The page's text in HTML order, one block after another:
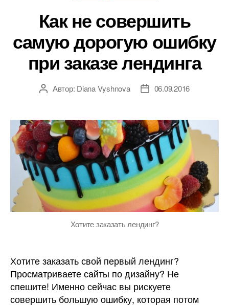
Как не совершить
самую дорогую ошибку
при заказе лендинга
АвторАвтор: Diana Vyshnova
Дата06.09.2016
Хотите заказать лендинг?
Хотите заказать свой первый лендинг?
Просматриваете сайты по дизайну? Не
спешите! Именно сейчас вы рискуете
совершить большую ошибку, которая потом